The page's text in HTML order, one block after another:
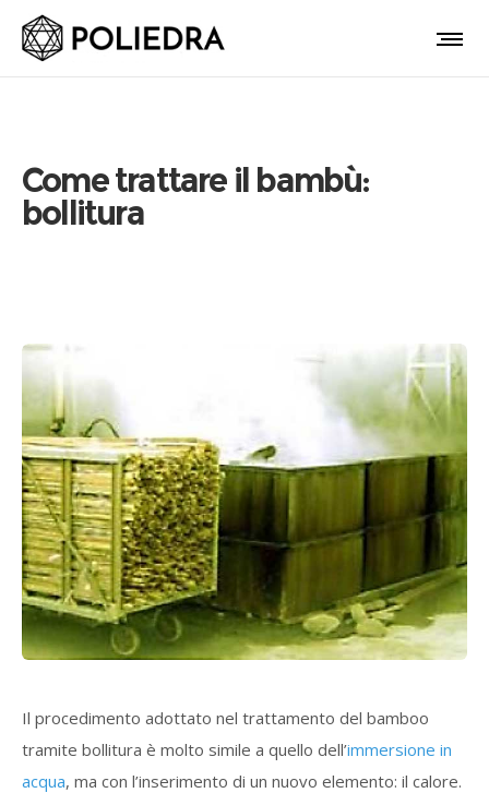
Come trattare il bambù:
bollitura
Il procedimento adottato nel trattamento del bamboo
tramite bollitura è molto simile a quello dell’immersione in
acqua, ma con l’inserimento di un nuovo elemento: il calore.